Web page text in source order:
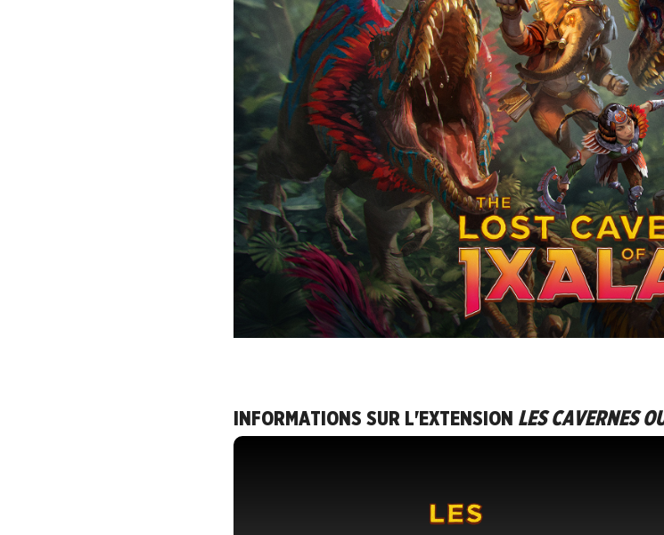
INFORMATIONS SUR L'EXTENSION LES CAVERNES